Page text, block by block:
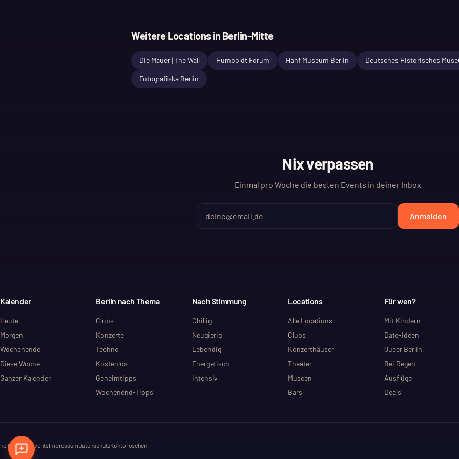
Weitere Locations in Berlin-Mitte
Die Mauer | The Wall Humboldt Forum Hanf Museum Berlin Deutsches Historisches
Fotografiska Berlin
Nix verpassen
Einmal pro Woche die besten Events in deiner Inbox
Anmelden
Kalender
Heute
Morgen
Wochenende
Diese Woche
Ganzer Kalender
Berlin nach Thema
Clubs
Konzerte
Techno
Kostenlos
Geheimtipps
Wochenend-Tipps
Nach Stimmung
Chillig
Neugierig
Lebendig
Energetisch
Intensiv
Locations
Alle Locations
Clubs
Konzerthäuser
Theater
Museen
Bars
Für wen?
Mit Kindern
Date-Ideen
Queer Berlin
Bei Regen
Ausflüge
Deals
hello@dayt.eventsImpressumDatenschutzKonto löschen